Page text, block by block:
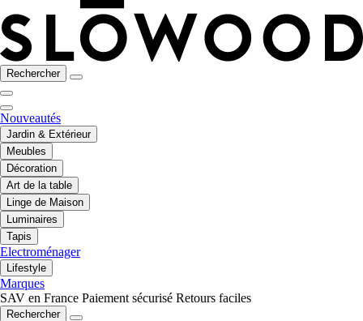
Rechercher
Nouveautés
Jardin & Extérieur
Meubles
Décoration
Art de la table
Linge de Maison
Luminaires
Tapis
Electroménager
Lifestyle
Marques
SAV en France Paiement sécurisé Retours faciles
Rechercher